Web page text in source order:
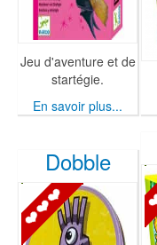
Jeu d'aventure et de
startégie.
En savoir plus...
Dobble